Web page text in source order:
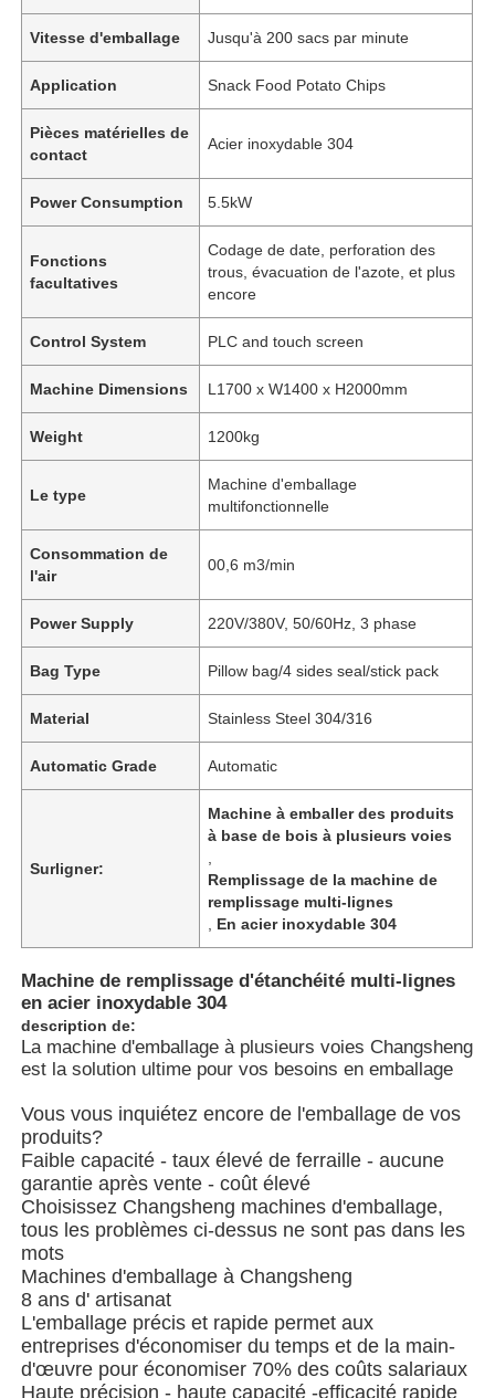
À la maison
Visite de l'usine
Contrôle de qualité
Nous contacter
nouvelles
Les affaires
Machines à emballer en rotation
Vitesse d'emballage Jusqu'à 200 sacs par minute
Application Snack Food Potato Chips
Pièces matérielles de
contact
Acier inoxydable 304
Power Consumption 5.5kW
Fonctions
facultatives
Codage de date, perforation des
trous, évacuation de l'azote, et plus
encore
Control System PLC and touch screen
Machine Dimensions L1700 x W1400 x H2000mm
Weight 1200kg
Le type
Machine d'emballage
multifonctionnelle
Consommation de
l'air
00,6 m3/min
Power Supply 220V/380V, 50/60Hz, 3 phase
Bag Type Pillow bag/4 sides seal/stick pack
Material Stainless Steel 304/316
Automatic Grade Automatic
Surligner:
Machine à emballer des produits
à base de bois à plusieurs voies
Remplissage de la machine de
remplissage multi-lignes
En acier inoxydable 304
Machine de remplissage d'étanchéité multi-lignes
en acier inoxydable 304
description de:
La machine d'emballage à plusieurs voies Changsheng
est la solution ultime pour vos besoins en emballage
Vous vous inquiétez encore de l'emballage de vos
produits?
Faible capacité - taux élevé de ferraille - aucune
garantie après vente - coût élevé
Choisissez Changsheng machines d'emballage,
tous les problèmes ci-dessus ne sont pas dans les
mots
Machines d'emballage à Changsheng
8 ans d' artisanat
L'emballage précis et rapide permet aux
entreprises d'économiser du temps et de la main-
d'œuvre pour économiser 70% des coûts salariaux
Haute précision - haute capacité -efficacité rapide